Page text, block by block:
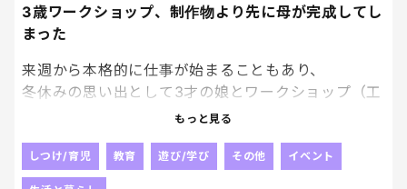
受け取ったのが私で、出張中の旦那にお礼言っとい
てねと伝えたのですが
そしたらこんな返信が↓
はい。
仕事忙しいのもわかるし、こんな事言いたくないけ
ど
3歳ワークショップ、制作物より先に母が完成してし
まった
来週から本格的に仕事が始まることもあり、
冬休みの思い出として3才の娘とワークショップ（工
作系/場所：図書館）に行ったんだけど・・・。
結論。
体内のエネルギーが、きれいさっぱり枯渇しちゃっ
もっと見る
しつけ/育児 教育 遊び/学び その他 イベント